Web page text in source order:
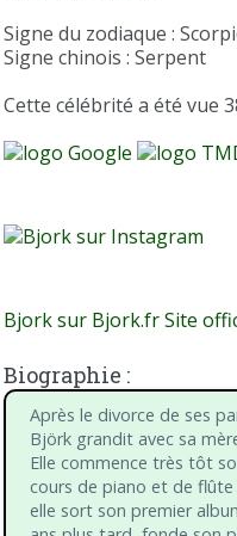
Signe du zodiaque :
Signe chinois : Serpent
Cette célébrité a été vue
Bjork sur Bjork.fr Site
Biographie :
Après le divorce de ses
Björk grandit avec sa
Elle commence très tôt
cours de piano et de
elle sort son premier